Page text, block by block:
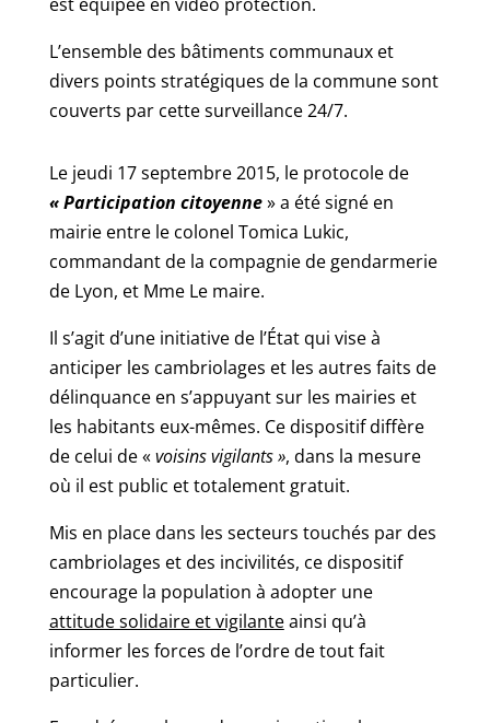
L’ensemble des bâtiments communaux et
divers points stratégiques de la commune sont
couverts par cette surveillance 24/7.
Le jeudi 17 septembre 2015, le protocole de
« Participation citoyenne» a été signé en
mairie entre le colonel Tomica Lukic,
commandant de la compagnie de gendarmerie
de Lyon, et Mme Le maire.
Il s’agit d’une initiative de l’État qui vise à
anticiper les cambriolages et les autres faits de
délinquance en s’appuyant sur les mairies et
les habitants eux-mêmes. Ce dispositif diffère
de celui de «voisins vigilants », dans la mesure
où il est public et totalement gratuit.
Mis en place dans les secteurs touchés par des
cambriolages et des incivilités, ce dispositif
encourage la population à adopter une
attitude solidaire et vigilanteainsi qu’à
informer les forces de l’ordre de tout fait
particulier.